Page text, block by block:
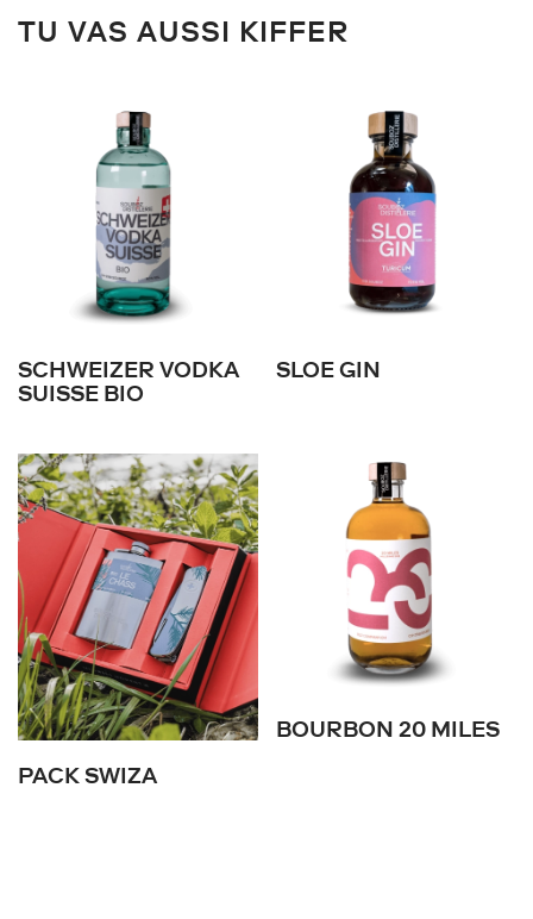
TU VAS AUSSI KIFFER
SCHWEIZER VODKA
SUISSE BIO
SLOE GIN
PACK SWIZA
BOURBON 20 MILES